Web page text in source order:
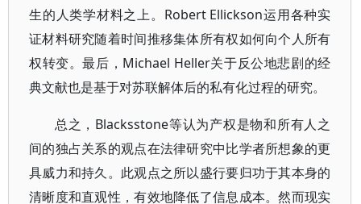
生的人类学材料之上。Robert Ellickson运用各种实
证材料研究随着时间推移集体所有权如何向个人所有
权转变。最后，Michael Heller关于反公地悲剧的经
典文献也是基于对苏联解体后的私有化过程的研究。
总之，Blacksstone等认为产权是物和所有人之
间的独占关系的观点在法律研究中比学者所想象的更
具威力和持久。此观点之所以盛行要归功于其本身的
清晰度和直观性，有效地降低了信息成本。然而现实